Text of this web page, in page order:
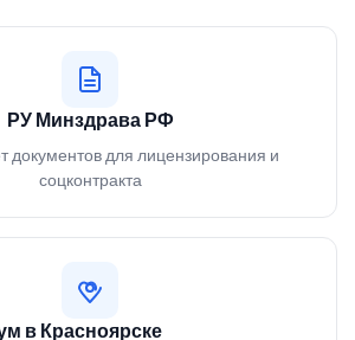
РУ Минздрава РФ
документов для лицензирования и
соцконтракта
в Красноярске